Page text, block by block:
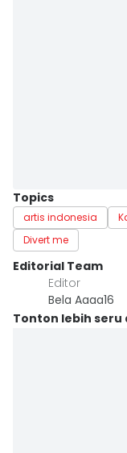
Topics
artis indonesia
Divert me
Editorial Team
Editor
Bela Aaaa16
Tonton lebih seru